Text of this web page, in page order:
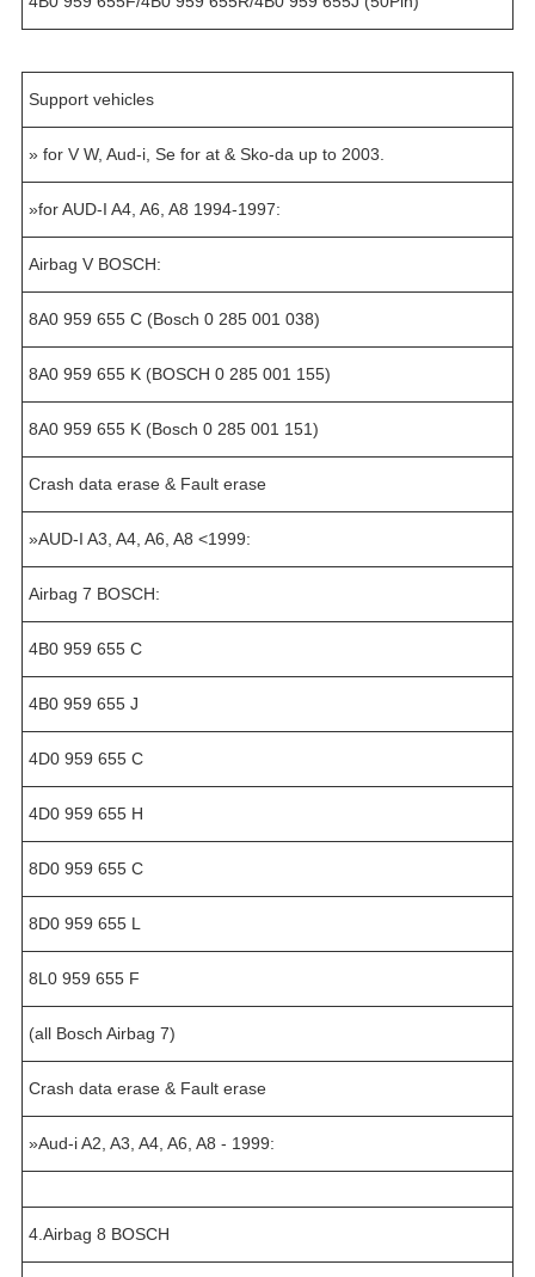
Support vehicles
» for V W, Aud-i, Se for at & Sko-da up to 2003.
»for AUD-I A4, A6, A8 1994-1997:
Airbag V BOSCH:
8A0 959 655 C (Bosch 0 285 001 038)
8A0 959 655 K (BOSCH 0 285 001 155)
8A0 959 655 K (Bosch 0 285 001 151)
Crash data erase & Fault erase
»AUD-I A3, A4, A6, A8 <1999:
Airbag 7 BOSCH:
4B0 959 655 C
4B0 959 655 J
4D0 959 655 C
4D0 959 655 H
8D0 959 655 C
8D0 959 655 L
8L0 959 655 F
(all Bosch Airbag 7)
Crash data erase & Fault erase
»Aud-i A2, A3, A4, A6, A8 - 1999:
4.Airbag 8 BOSCH